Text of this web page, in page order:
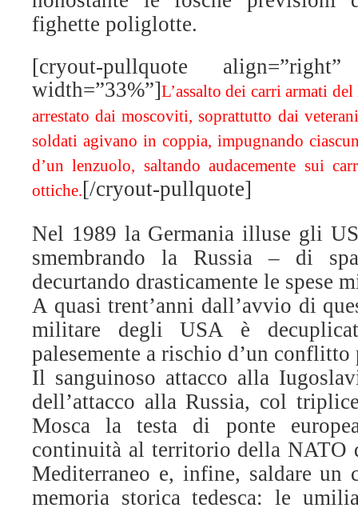
fighette poliglotte.
[cryout-pullquote
width=”33%”]L’assalto dei carri armati
arrestato dai moscoviti, soprattutto dai
soldati agivano in coppia, impugnando
d’un lenzuolo, saltando audacemente sui
ottiche.[/cryout-pullquote]
Nel 1989 la Germania illuse gli
smembrando la Russia – di
decurtando drasticamente le spese
A quasi trent’anni dall’avvio di
militare degli USA è
palesemente a rischio d’un conflitto
Il sanguinoso attacco alla
dell’attacco alla Russia, col
Mosca la testa di ponte
continuità al territorio della NATO
Mediterraneo e, infine, saldare un
memoria storica tedesca: le